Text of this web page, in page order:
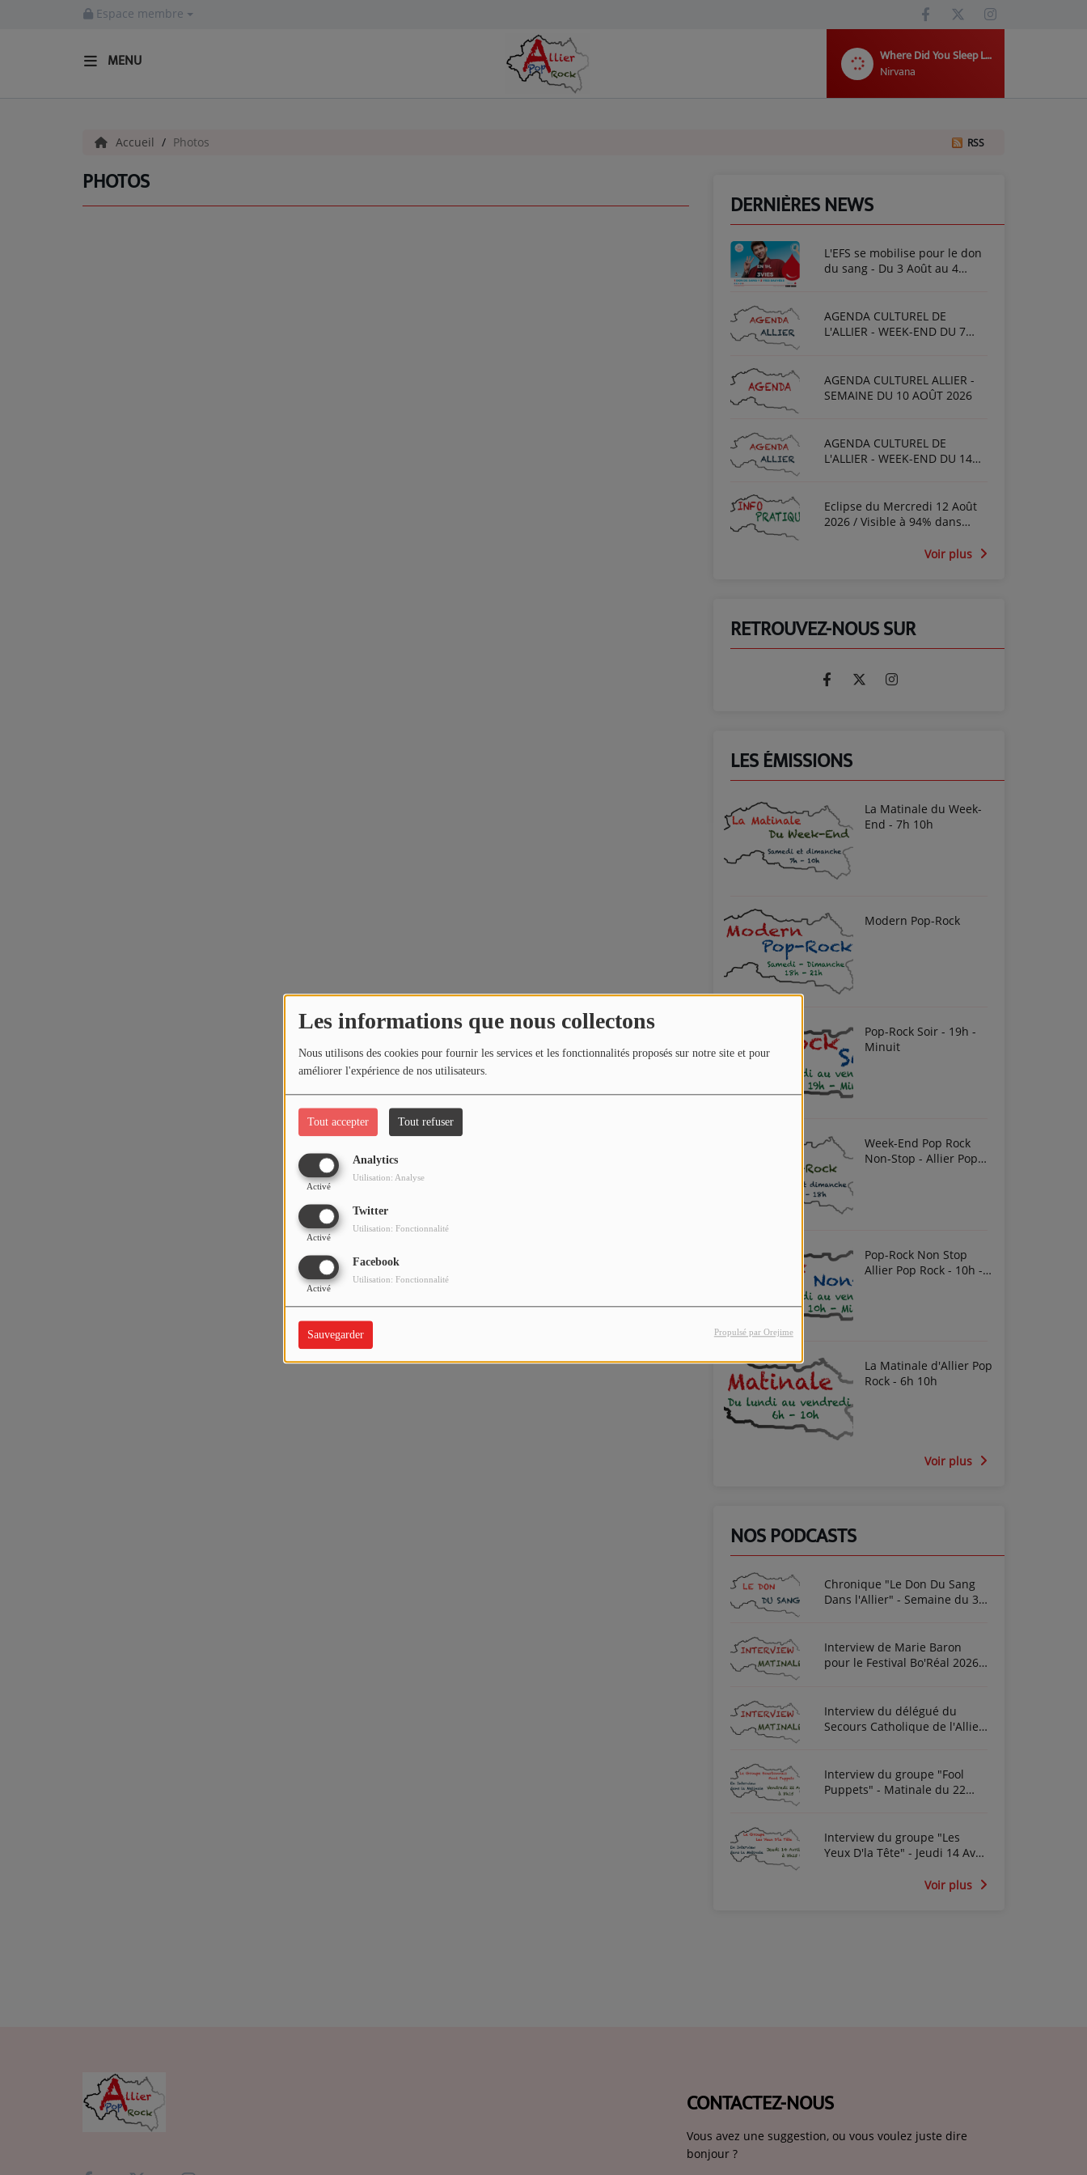
Les informations que nous collectons
Nous utilisons des cookies pour fournir les services et les fonctionnalités proposés sur notre site et pour
améliorer l'expérience de nos utilisateurs.
Tout accepter Tout refuser
Analytics
Activé
Utilisation: Analyse
Twitter
Activé
Utilisation: Fonctionnalité
Facebook
Activé
Utilisation: Fonctionnalité
Sauvegarder Propulsé par Orejime
Espace membre
MENU
Where Did You Sleep Last Night
Nirvana
INFOS - ALLIER
Accueil Photos RSS
PHOTOS
DERNIÈRES NEWS
L'EFS se mobilise pour le don
du sang - Du 3 Août au 4
AGENDA CULTUREL DE
L'ALLIER - WEEK-END DU 7
AGENDA CULTUREL ALLIER -
SEMAINE DU 10 AOÛT 2026
AGENDA CULTUREL DE
L'ALLIER - WEEK-END DU 14
Eclipse du Mercredi 12 Août
2026 / Visible à 94% dans
Voir plus
RETROUVEZ-NOUS SUR
LES ÉMISSIONS
La Matinale du Week-
End - 7h 10h
Modern Pop-Rock
Pop-Rock Soir - 19h -
Minuit
Week-End Pop Rock
Non-Stop - Allier Pop
Pop-Rock Non Stop
Allier Pop Rock - 10h -
La Matinale d'Allier Pop
Rock - 6h 10h
Voir plus
NOS PODCASTS
Chronique "Le Don Du Sang
Dans l'Allier" - Semaine du 3
Interview de Marie Baron
pour le Festival Bo'Réal 2026
Interview du délégué du
Secours Catholique de l'Allier
Interview du groupe "Fool
Puppets" - Matinale du 22
Interview du groupe "Les
Yeux D'la Tête" - Jeudi 14 Avril
Voir plus
CONTACTEZ-NOUS
Vous avez une suggestion, ou vous voulez juste dire
bonjour ?